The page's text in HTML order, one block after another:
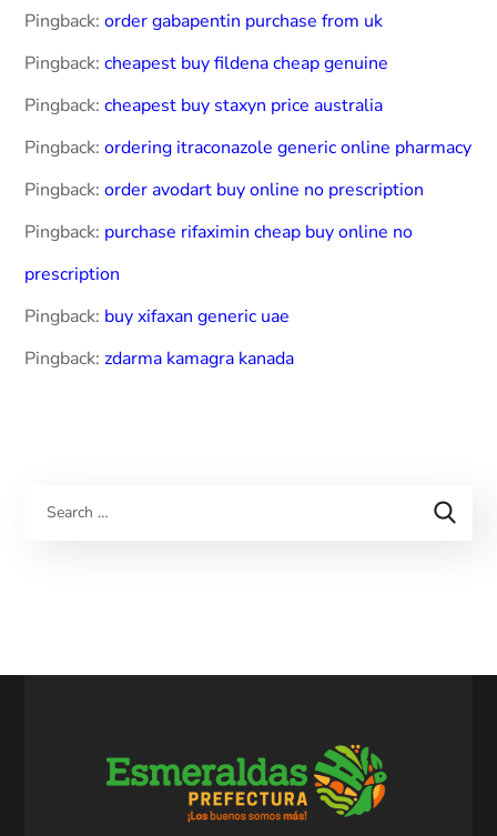
Pingback:order gabapentin purchase from uk
Pingback:cheapest buy fildena cheap genuine
Pingback:cheapest buy staxyn price australia
Pingback:ordering itraconazole generic online pharmacy
Pingback:order avodart buy online no prescription
Pingback: purchase rifaximin cheap buy online no
prescription
Pingback: buy xifaxan generic uae
Pingback:zdarma kamagra kanada